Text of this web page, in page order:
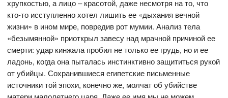
хрупкостью, а лицо – красотой, даже несмотря на то, что
кто-то исступленно хотел лишить ее «дыхания вечной
жизни» в ином мире, повредив рот мумии. Анализ тела
«безымянной» приоткрыл завесу над мрачной причиной ее
смерти: удар кинжала пробил не только ее грудь, но и ее
ладонь, когда она пыталась инстинктивно защититься рукой
от убийцы. Сохранившиеся египетские письменные
источники той эпохи, конечно же, молчат об убийстве